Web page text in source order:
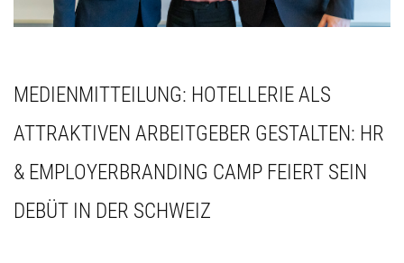
MEDIENMITTEILUNG: HOTELLERIE ALS
ATTRAKTIVEN ARBEITGEBER GESTALTEN: HR
& EMPLOYERBRANDING CAMP FEIERT SEIN
DEBÜT IN DER SCHWEIZ